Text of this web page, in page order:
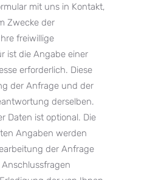
mit uns in Kontakt,
Zwecke der
freiwillige
ist die Angabe einer
erforderlich. Diese
der Anfrage und der
derselben.
Daten ist optional. Die
Angaben werden
der Anfrage